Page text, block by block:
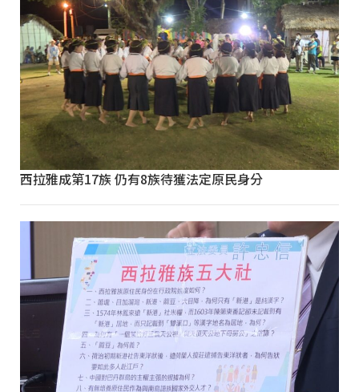
西拉雅成第17族 仍有8族待獲法定原民身分